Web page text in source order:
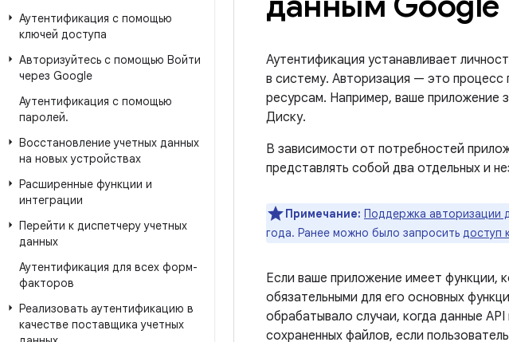
Аутентификация с помощью
ключей доступа
Авторизуйтесь с помощью Войти
через Google
Аутентификация с помощью
паролей.
Восстановление учетных данных
на новых устройствах
Расширенные функции и
интеграции
Перейти к диспетчеру учетных
данных
Аутентификация для всех форм-
факторов
Реализовать аутентификацию в
качестве поставщика учетных
Аутентификация устанавливает
в систему. Авторизация — это процесс
ресурсам. Например, ваше приложение
Диску.
В зависимости от потребностей
представлять собой два отдельных и
Примечание: Поддержка авторизации
года. Ранее можно было запросить доступ
Если ваше приложение имеет функции,
обязательными для его основных
обрабатывало случаи, когда данные
сохраненных файлов, если